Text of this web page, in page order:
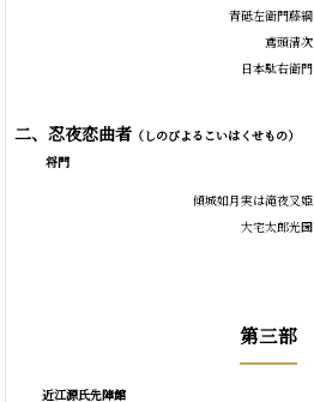
青砥左衛門藤綱
鳶頭清次
日本駄右衛門
二、忍夜恋曲者（しのびよるこいはくせもの）
将門
傾城如月実は滝夜叉姫
大宅太郎光圀
第三部
近江源氏先陣館